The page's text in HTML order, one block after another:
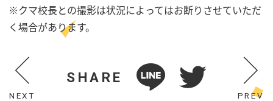
※クマ校長との撮影は状況によってはお断りさせていただ
く場合があります。
NEXT
SHARE
PREV